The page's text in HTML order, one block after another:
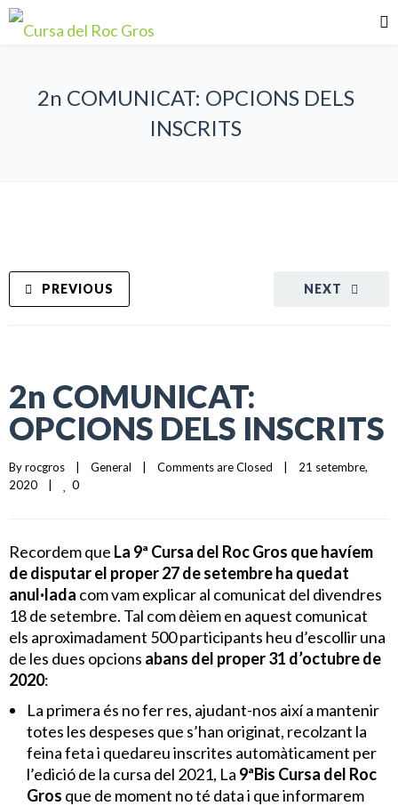
2n COMUNICAT: OPCIONS DELS
INSCRITS
NEXT
PREVIOUS
2n COMUNICAT:
OPCIONS DELS INSCRITS
By rocgros General Comments are Closed
21 setembre,
2020
0
Recordem que La 9ª Cursa del Roc Gros que havíem
de disputar el proper 27 de setembre ha quedat
anul·lada com vam explicar al comunicat del divendres
18 de setembre. Tal com dèiem en aquest comunicat
els aproximadament 500 participants heu d’escollir una
de les dues opcions abans del proper 31 d’octubre de
2020:
La primera és no fer res, ajudant-nos així a mantenir
totes les despeses que s’han originat, recolzant la
feina feta i quedareu inscrites automàticament per
l’edició de la cursa del 2021, La 9ªBis Cursa del Roc
Gros que de moment no té data i que informarem